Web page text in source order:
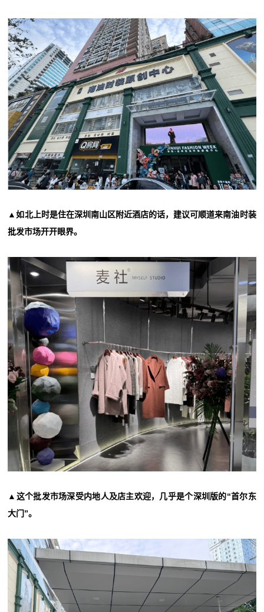
▲如北上时是住在深圳南山区附近酒店的话，建议可顺道来南油时装
批发市场开开眼界。
▲这个批发市场深受内地人及店主欢迎，几乎是个深圳版的“首尔东
大门”。